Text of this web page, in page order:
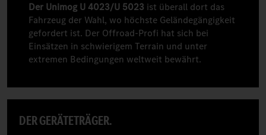
Der Unimog U 4023/U 5023 ist überall dort das
Fahrzeug der Wahl, wo höchste Geländegängigkeit
gefordert ist. Der Offroad-Profi hat sich bei
Einsätzen in schwierigem Terrain und unter
extremen Bedingungen weltweit bewährt.
DER GERÄTETRÄGER.